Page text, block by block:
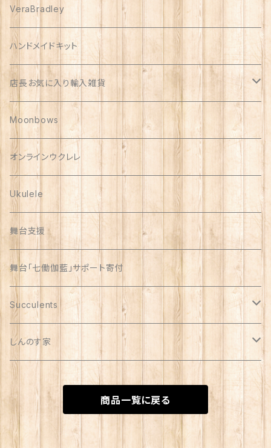
プアリリグッズ
しんのす家グッズ
ハンドメイド品
VeraBradley
ハンドメイドキット
店長お気に入り輸入雑貨
Polish Pottery
Vera Bradley
Moonbows
オンラインウクレレ
Ukulele
舞台支援
舞台「七働伽藍」サポート寄付
Succulents
リメイク缶
自家製苗
苗
しんのす家
special
商品一覧に戻る